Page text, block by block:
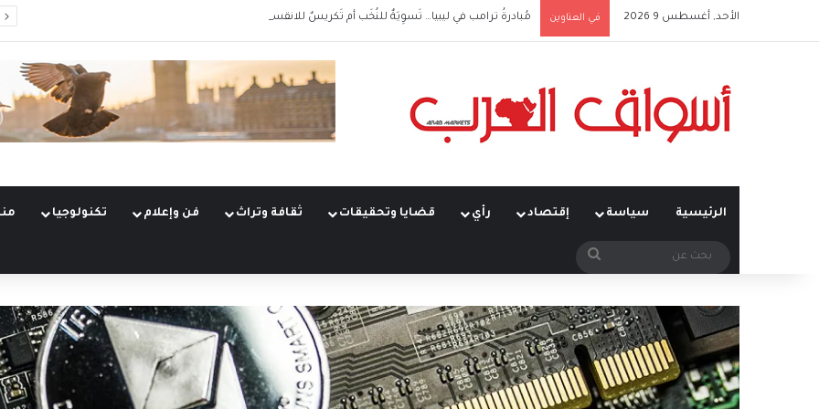
الأحد, أغسطس 9 2026 في العناوين مُبادرةُ ترامب في ليبيا… تَسوِيَةٌ للنُخَب أم تَكريسٌ للانقسام؟
الرئيسية سياسة إقتصاد رأي قضايا وتحقيقات ثقافة وتراث فن وإعلام تكنولوجيا
بحث